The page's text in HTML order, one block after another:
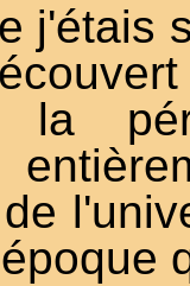
j'étais
la